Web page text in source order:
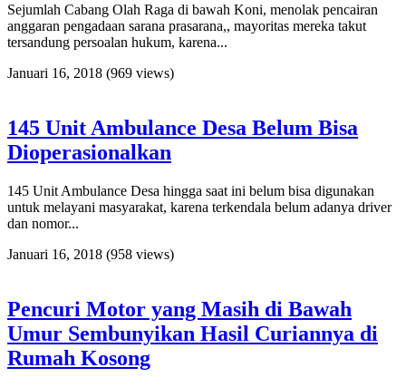
Sejumlah Cabang Olah Raga di bawah Koni, menolak pencairan
anggaran pengadaan sarana prasarana,, mayoritas mereka takut
tersandung persoalan hukum, karena...
Januari 16, 2018 (969 views)
145 Unit Ambulance Desa Belum Bisa
Dioperasionalkan
145 Unit Ambulance Desa hingga saat ini belum bisa digunakan
untuk melayani masyarakat, karena terkendala belum adanya driver
dan nomor...
Januari 16, 2018 (958 views)
Pencuri Motor yang Masih di Bawah
Umur Sembunyikan Hasil Curiannya di
Rumah Kosong